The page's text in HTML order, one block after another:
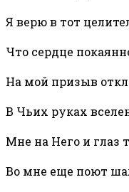
Я верю в тот
Что сердце
На мой призыв
В Чьих руках
Мне на Него и глаз
Во мне еще поют